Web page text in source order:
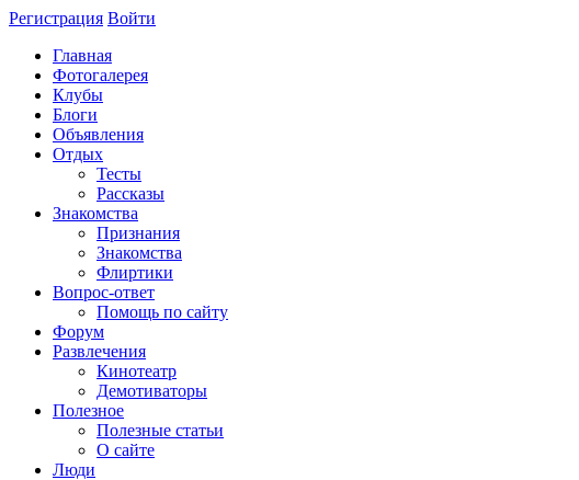
Регистрация Войти
Главная
Фотогалерея
Клубы
Блоги
Объявления
Отдых
Тесты
Рассказы
Знакомства
Признания
Знакомства
Флиртики
Вопрос-ответ
Помощь по сайту
Форум
Развлечения
Кинотеатр
Демотиваторы
Полезное
Полезные статьи
О сайте
Люди